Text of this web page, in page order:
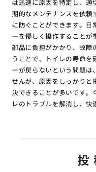
は迅速に原因を特定し、適
期的なメンテナンスを依頼
に防ぐことができます。日
ーを優しく操作することが
部品に負担がかかり、故障
うことで、トイレの寿命
ーが戻らないという問題は
せんが、原因をしっかりと
決できることが多いです。
レのトラブルを解消し、快
投